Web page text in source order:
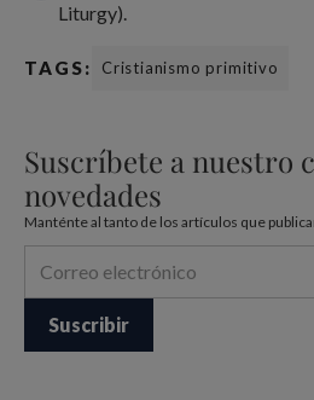
Liturgy).
TAGS: Cristianismo primitivo
Suscríbete a nuestro
novedades
Manténte al tanto de los artículos que